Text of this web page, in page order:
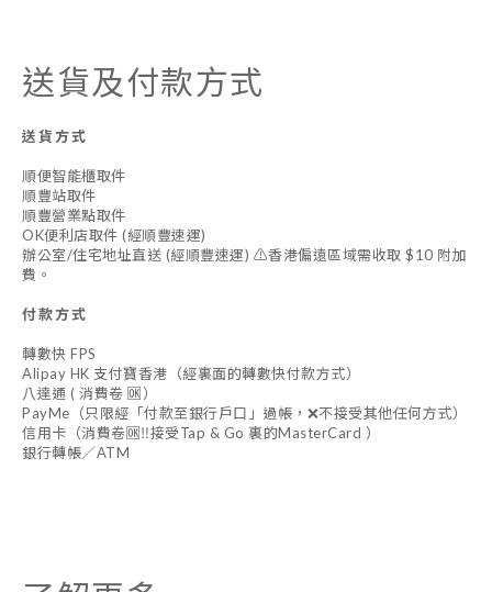
送貨及付款方式
送貨方式
順便智能櫃取件
順豐站取件
順豐營業點取件
OK便利店取件 (經順豐速運)
辦公室/住宅地址直送 (經順豐速運) ⚠️香港偏遠區域需收取 $10 附加
費。
付款方式
轉數快 FPS
Alipay HK 支付寶香港（經裏面的轉數快付款方式）
八達通 ( 消費卷 🆗）
PayMe（只限經「付款至銀行戶口」過帳，❌不接受其他任何方式）
信用卡（消費卷🆗‼️接受Tap & Go 裏的MasterCard ）
銀行轉帳／ATM